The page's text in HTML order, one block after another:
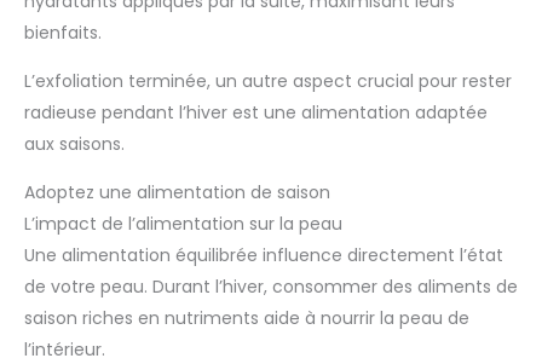
bienfaits.
L’exfoliation terminée, un autre aspect crucial pour rester
radieuse pendant l’hiver est une alimentation adaptée
aux saisons.
Adoptez une alimentation de saison
L’impact de l’alimentation sur la peau
Une alimentation équilibrée influence directement l’état
de votre peau. Durant l’hiver, consommer des aliments de
saison riches en nutriments aide à nourrir la peau de
l’intérieur.